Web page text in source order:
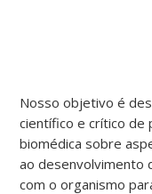
Nosso objetivo é
científico e crítico de
biomédica sobre
ao desenvolvimento
com o organismo